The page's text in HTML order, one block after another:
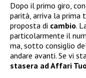
Dopo il primo giro,
parità, arriva la
proposta di cambio.
particolarmente il
ma, sotto consiglio
andare avanti. Se vi
stasera ad Affari